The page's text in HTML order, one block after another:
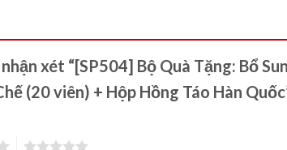
xét “[SP504] Bộ Quà Tặng: Bổ
(20 viên) + Hộp Hồng Táo Hàn